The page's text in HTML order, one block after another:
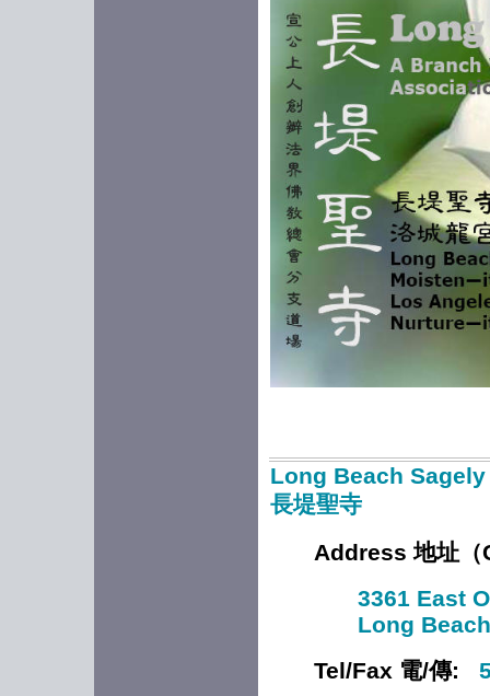
Long Beach
長堤聖寺
Address 地址
3361 East
Long
Tel/Fax 電/傳: